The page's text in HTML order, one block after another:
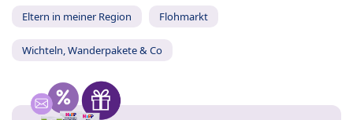
Eltern in meiner Region Flohmarkt
Wichteln, Wanderpakete & Co